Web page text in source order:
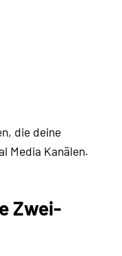
die deine
Media Kanälen.
Zwei-